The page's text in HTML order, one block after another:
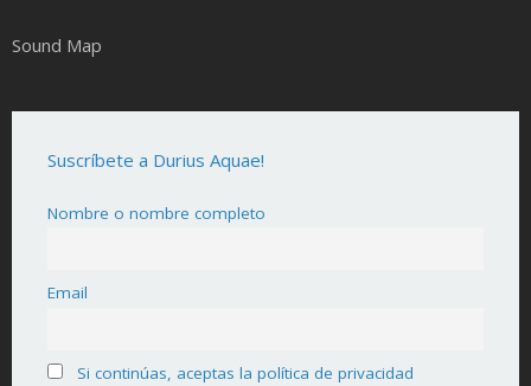
Sound Map
Suscríbete a Durius Aquae!
Nombre o nombre completo
Email
Si continúas, aceptas la política de privacidad